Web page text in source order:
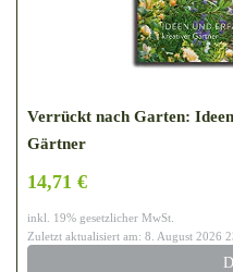
Verrückt nach Garten:
Gärtner
14,71 €
inkl. 19% gesetzlicher MwSt.
Zuletzt aktualisiert am: 8. August 2026